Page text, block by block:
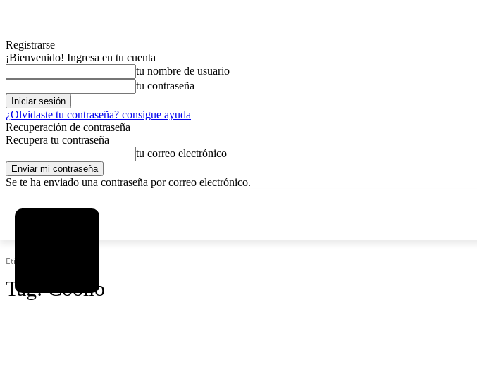
Registrarse
¡Bienvenido! Ingresa en tu cuenta
tu nombre de usuario
tu contraseña
¿Olvidaste tu contraseña? consigue ayuda
Recuperación de contraseña
Recupera tu contraseña
tu correo electrónico
Se te ha enviado una contraseña por correo electrónico.
Etiquetas
Tag:Coolio